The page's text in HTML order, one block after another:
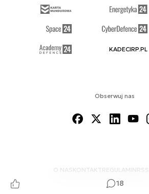
18
Obserwuj nas
O NAS KONTAKTREGULAMINRSS
KADECIRP.PL